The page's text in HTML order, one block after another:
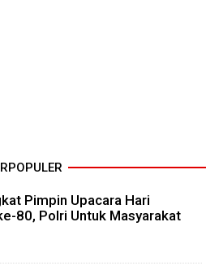
Pimpin Upacara Hari
80, Polri Untuk Masyarakat